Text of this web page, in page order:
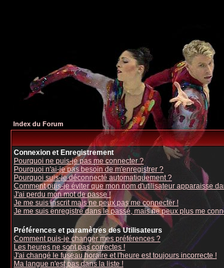
Index du Forum
Connexion et Enregistrement
Pourquoi ne puis-je pas me connecter ?
Pourquoi n'ai-je pas besoin de m'enregistrer ?
Pourquoi suis-je déconnecté automatiquement ?
Comment puis-je éviter que mon nom d'utilisateur apparaisse
J'ai perdu mon mot de passe !
Je me suis inscrit mais ne peux pas me connecter !
Je me suis enregistré dans le passé, mais ne peux plus me
Préférences et paramètres des Utilisateurs
Comment puis-je changer mes préférences ?
Les heures ne sont pas correctes !
J'ai changé le fuseau horaire et l'heure est toujours incorrecte !
Ma langue n'est pas dans la liste !